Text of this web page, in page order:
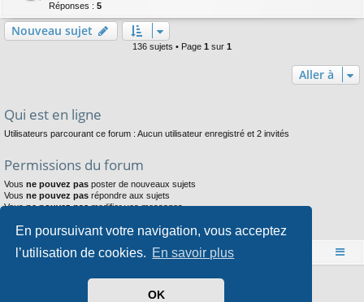
En poursuivant votre navigation, vous acceptez
l’utilisation de cookies. En savoir plus
OK
Réponses : 5
Nouveau sujet
136 sujets • Page 1 sur 1
Aller à
Qui est en ligne
Utilisateurs parcourant ce forum : Aucun utilisateur enregistré et 2 invités
Permissions du forum
Vous ne pouvez pas poster de nouveaux sujets
Vous ne pouvez pas répondre aux sujets
Vousne pouvez pasmodifier vos messages
Vousne pouvez pasjoindre des fichiers
Accueil Index du forum
Développé parphpBB® Forum Software © phpBB Limited
Arty- phpBB 3.3 par MrGaby